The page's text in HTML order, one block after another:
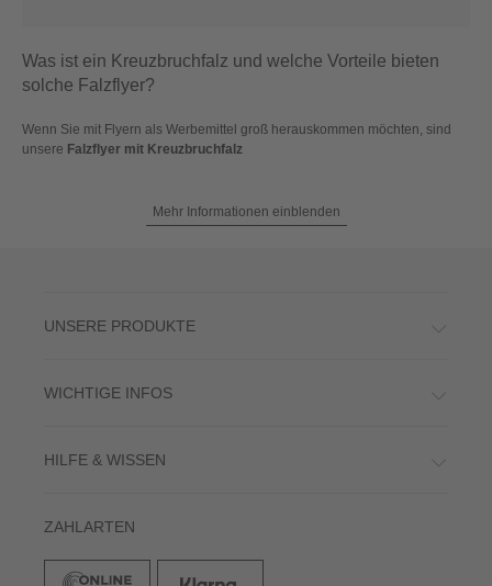
Was ist ein Kreuzbruchfalz und welche Vorteile bieten
solche Falzflyer?
Wenn Sie mit Flyern als Werbemittel groß herauskommen möchten, sind
unsere Falzflyer mit Kreuzbruchfalz
Mehr Informationen einblenden
UNSERE PRODUKTE
WICHTIGE INFOS
HILFE & WISSEN
ZAHLARTEN